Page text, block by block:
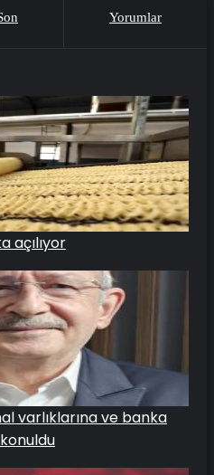
Yorumlar
açılıyor
varlıklarına ve banka